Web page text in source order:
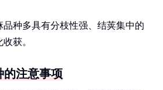
品种多具有分枝性强、结荚集中的
获。
的注意事项